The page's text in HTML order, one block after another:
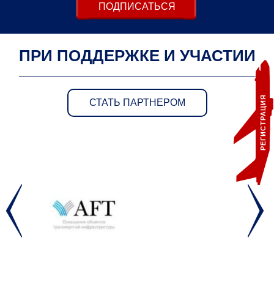
РЕГИСТРАЦИЯ
ПОДПИСАТЬСЯ
ПРИ ПОДДЕРЖКЕ И УЧАСТИИ
СТАТЬ ПАРТНЕРОМ